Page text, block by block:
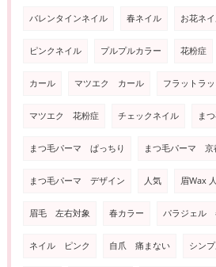
バレンタインネイル 春ネイル お花ネ
ピンクネイル プルプルカラー 花粉症
カール マツエク カール フラットラ
マツエク 花粉症 チェックネイル ま
まつ毛パーマ ぱっちり まつ毛パーマ 京
まつ毛パーマ デザイン 人気 眉Wax
眉毛 左右対象 春カラー パラジェル
ネイル ピンク 自爪 痛まない シン